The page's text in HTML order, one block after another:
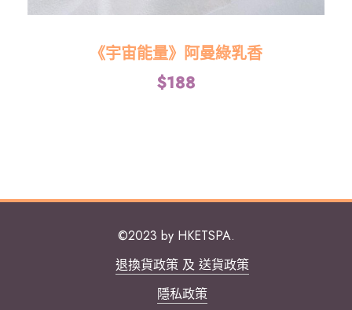
《宇宙能量》阿曼綠乳香
$188
©2023 by HKETSPA.
退換貨政策 及 送貨政策
隱私政策